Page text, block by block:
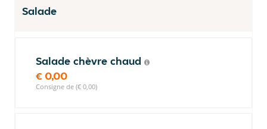
Salade
Salade chèvre chaud
€ 0,00
Consigne de (€ 0,00)